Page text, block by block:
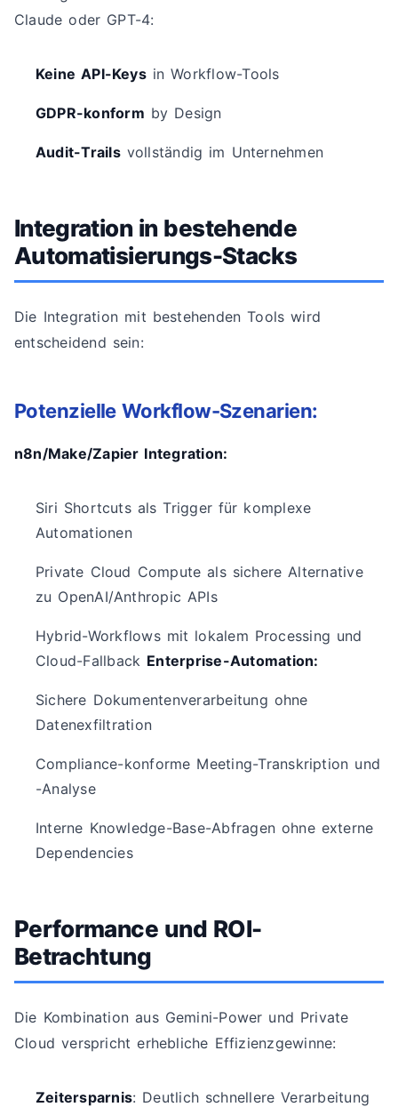
Claude oder GPT-4:
Keine API-Keysin Workflow-Tools
GDPR-konform by Design
Audit-Trailsvollständig im Unternehmen
Integration in bestehende
Automatisierungs-Stacks
Die Integration mit bestehenden Tools wird
entscheidend sein:
Potenzielle Workflow-Szenarien:
n8n/Make/Zapier Integration:
Siri Shortcuts als Trigger für komplexe
Automationen
Private Cloud Compute als sichere Alternative
zu OpenAI/Anthropic APIs
Hybrid-Workflows mit lokalem Processing und
Cloud-Fallback Enterprise-Automation:
Sichere Dokumentenverarbeitung ohne
Datenexfiltration
Compliance-konforme Meeting-Transkription und
-Analyse
Interne Knowledge-Base-Abfragen ohne externe
Dependencies
Performance und ROI-
Betrachtung
Die Kombination aus Gemini-Power und Private
Cloud verspricht erhebliche Effizienzgewinne:
Zeitersparnis: Deutlich schnellere Verarbeitung